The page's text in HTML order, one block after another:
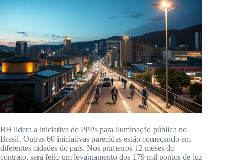
BH lidera a iniciativa de PPPs para iluminação pública no
Brasil. Outras 60 iniciativas parecidas estão começando em
diferentes cidades do país. Nos primeiros 12 meses do
contrato, será feito um levantamento dos 179 mil pontos de luz